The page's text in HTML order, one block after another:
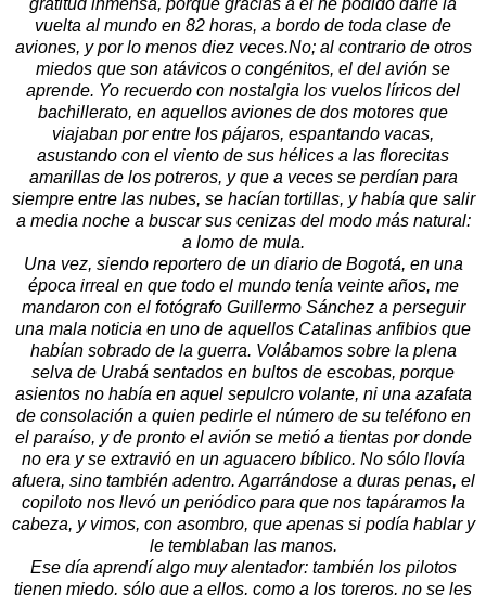
vuelta al mundo en 82 horas, a bordo de toda clase de
aviones, y por lo menos diez veces.No; al contrario de otros
miedos que son atávicos o congénitos, el del avión se
aprende. Yo recuerdo con nostalgia los vuelos líricos del
bachillerato, en aquellos aviones de dos motores que
viajaban por entre los pájaros, espantando vacas,
asustando con el viento de sus hélices a las florecitas
amarillas de los potreros, y que a veces se perdían para
siempre entre las nubes, se hacían tortillas, y había que salir
a media noche a buscar sus cenizas del modo más natural:
a lomo de mula.
Una vez, siendo reportero de un diario de Bogotá, en una
época irreal en que todo el mundo tenía veinte años, me
mandaron con el fotógrafo Guillermo Sánchez a perseguir
una mala noticia en uno de aquellos Catalinas anfibios que
habían sobrado de la guerra. Volábamos sobre la plena
selva de Urabá sentados en bultos de escobas, porque
asientos no había en aquel sepulcro volante, ni una azafata
de consolación a quien pedirle el número de su teléfono en
el paraíso, y de pronto el avión se metió a tientas por donde
no era y se extravió en un aguacero bíblico. No sólo llovía
afuera, sino también adentro. Agarrándose a duras penas, el
copiloto nos llevó un periódico para que nos tapáramos la
cabeza, y vimos, con asombro, que apenas si podía hablar y
le temblaban las manos.
Ese día aprendí algo muy alentador: también los pilotos
tienen miedo, sólo que a ellos, como a los toreros, no se les